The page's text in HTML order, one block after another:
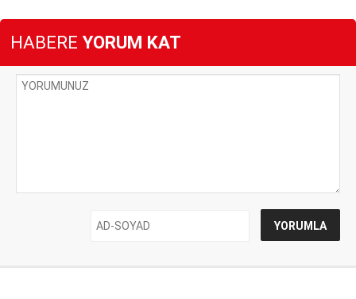
HABERE YORUM KAT